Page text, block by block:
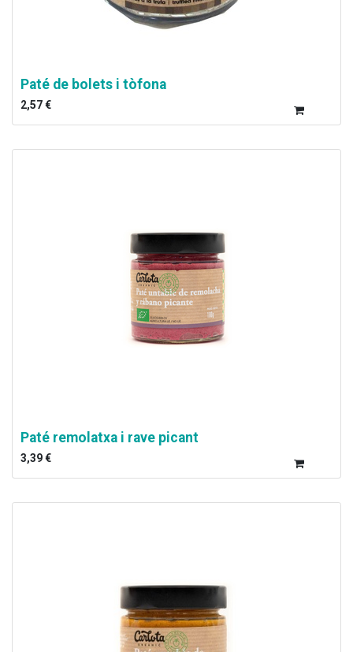
Paté de bolets i tòfona
2,57€
Paté remolatxa i rave picant
3,39€